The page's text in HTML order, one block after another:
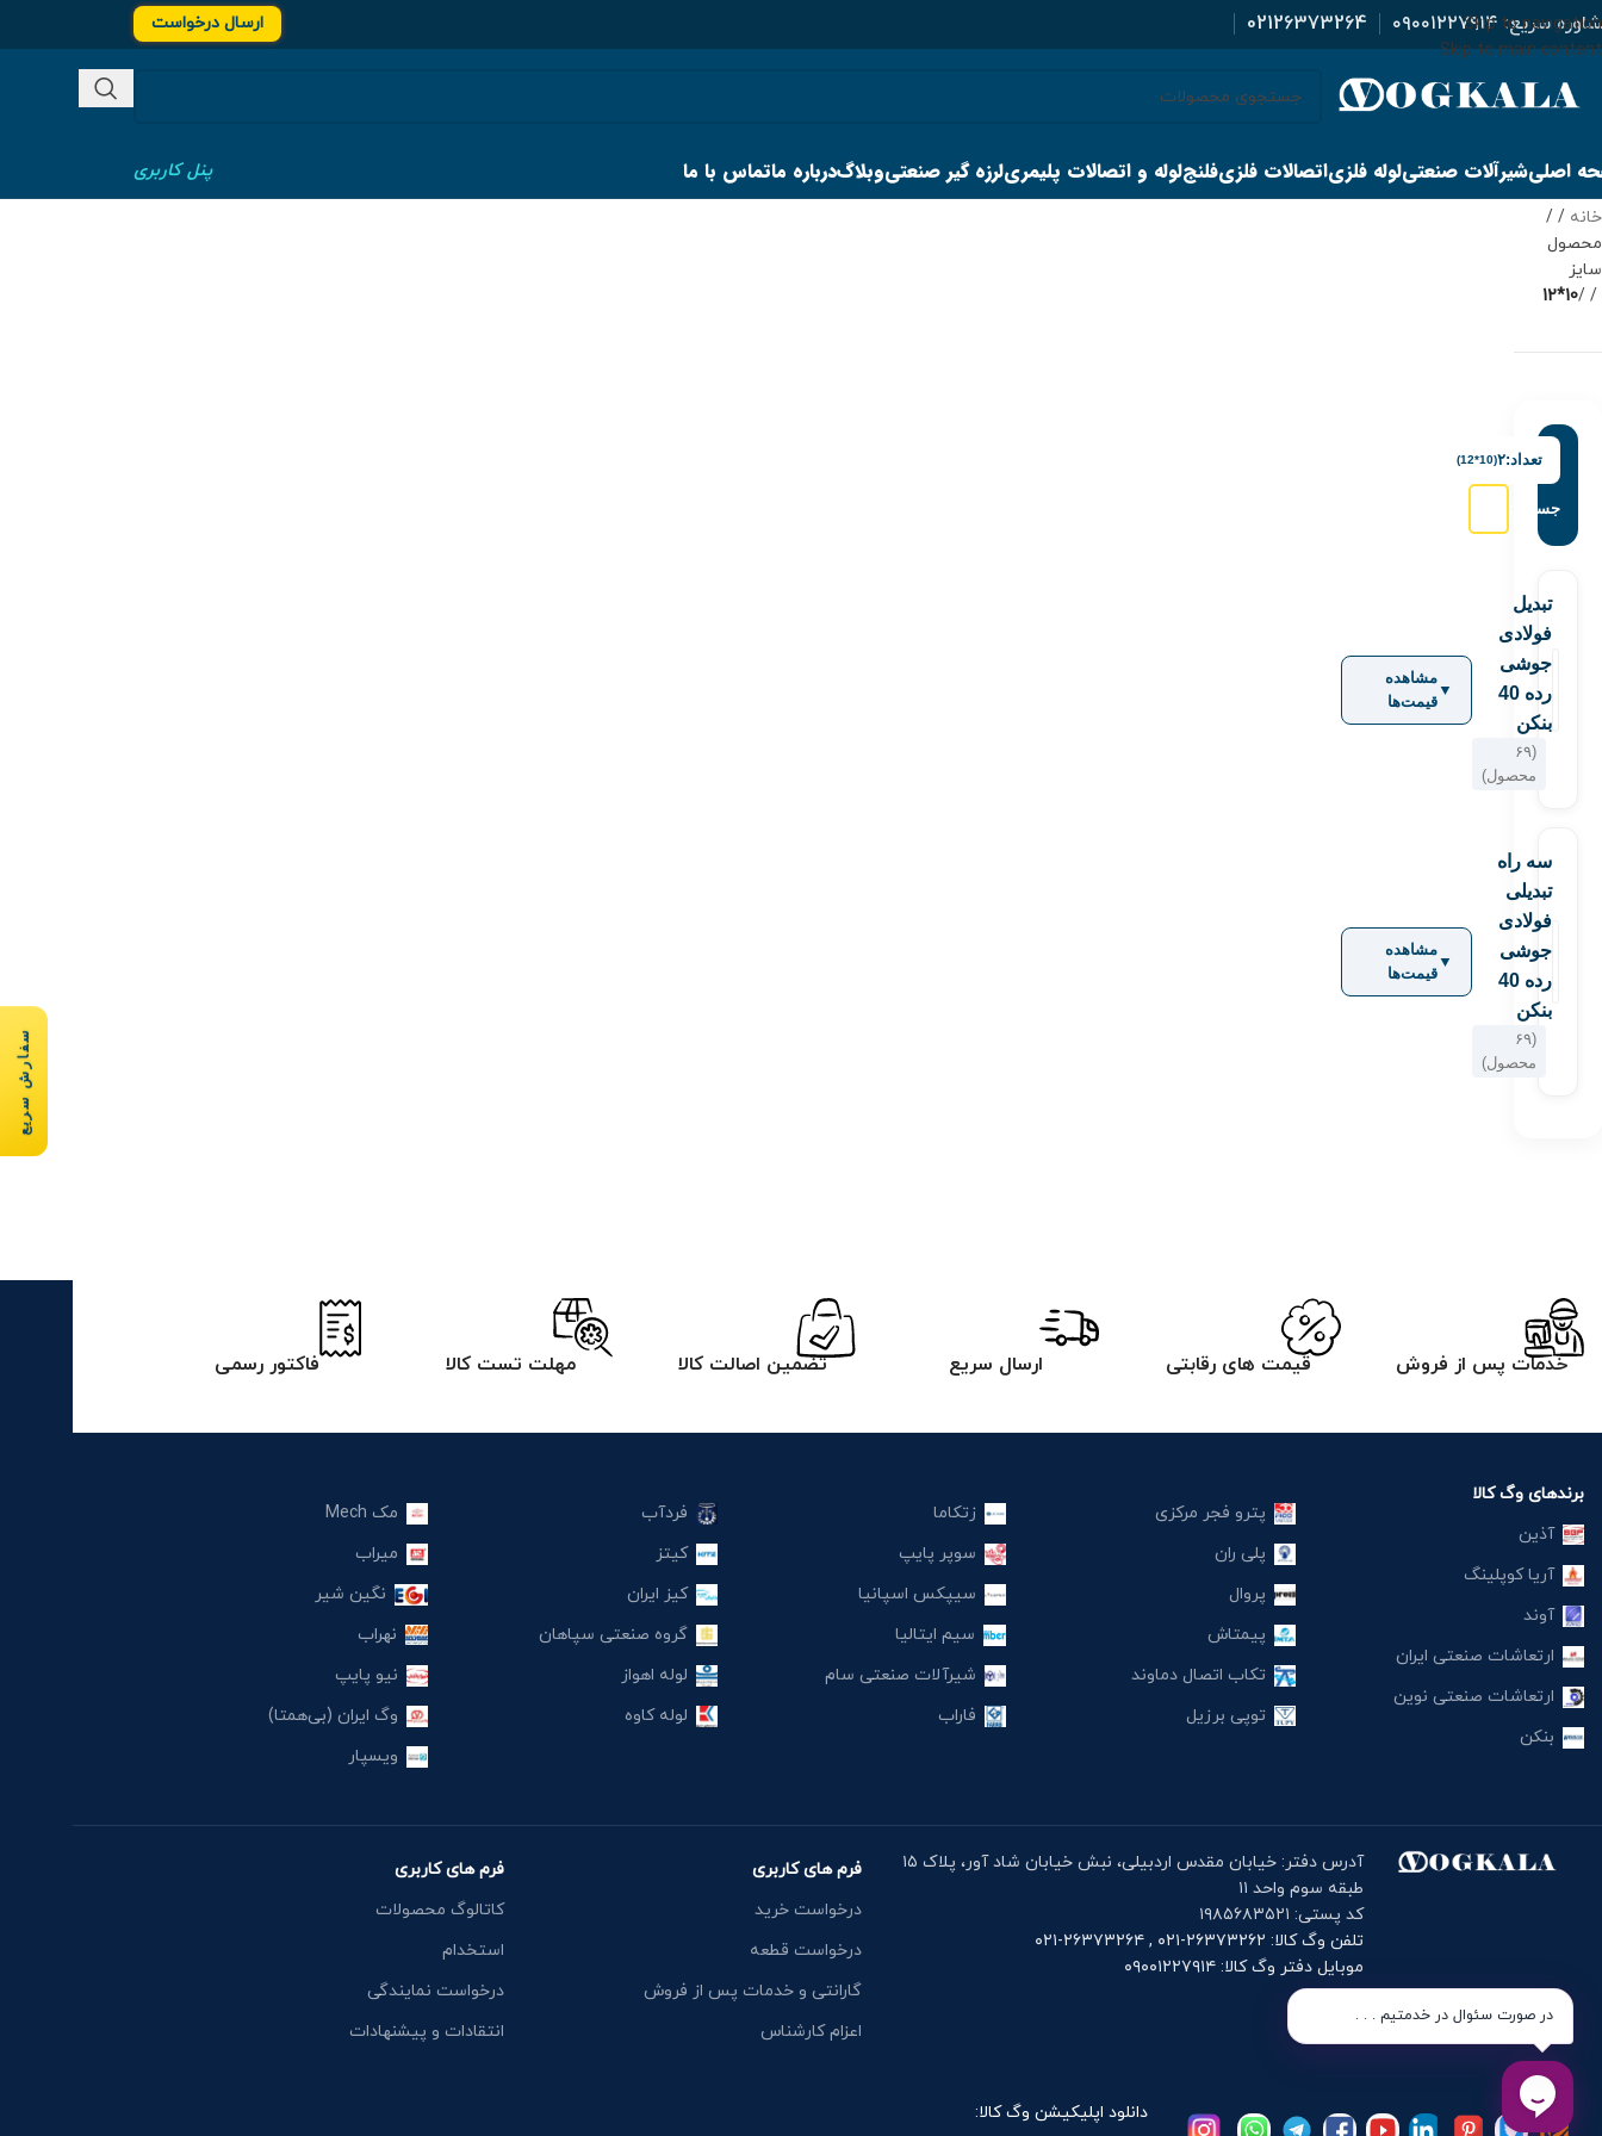
Skip to navigation
Skip to main content
سریع:۰۹۰۰۱۲۲۷۹۱۴ 02126373264 ارسال درخواست
اصلیشیرآلات صنعتیلوله فلزیاتصالات فلزیفلنجلوله و اتصالات پلیمریلرزه گیر صنعتیوبلاگدرباره ماتماس با ما پنل کاربری
خانه /
محصول
سایز
/
10*12
تعداد:۲(10*12)
جستجو:
تبدیل
فولادی
جوشی
رده 40
بنکن
(۶۹
محصول)
▼
مشاهده
قیمت‌ها
سه راه
تبدیلی
فولادی
جوشی
رده 40
بنکن
(۶۹
محصول)
▼
مشاهده
قیمت‌ها
خدمات پس از فروش قیمت های رقابتی ارسال سریع تضمین اصالت کالا مهلت تست کالا فاکتور رسمی
برندهای وگ کالا
آذین
آریا کوپلینگ
آوند
ارتعاشات صنعتی ایران
ارتعاشات صنعتی نوین
بنکن
پترو فجر مرکزی
پلی ران
پروال
پیمتاش
تکاب اتصال دماوند
توپی برزیل
زتکاما
سوپر پایپ
سیپکس اسپانیا
سیم ایتالیا
شیرآلات صنعتی سام
فاراب
فردآب
کیتز
کیز ایران
گروه صنعتی سپاهان
لوله اهواز
لوله کاوه
مک Mech
میراب
نگین شیر
نهراب
نیو پایپ
وگ ایران (بی‌همتا)
ویسپار
آدرس دفتر: خیابان مقدس اردبیلی، نبش خیابان شاد آور، پلاک ۱۵
طبقه سوم واحد ۱۱
کد پستی: ۱۹۸۵۶۸۳۵۲۱
تلفن وگ کالا: ۲۶۳۷۳۲۶۲-۰۲۱ , ۲۶۳۷۳۲۶۴-۰۲۱
موبایل دفتر وگ کالا: ۰۹۰۰۱۲۲۷۹۱۴
فرم های کاربری
درخواست خرید
درخواست قطعه
گارانتی و خدمات پس از فروش
اعزام کارشناس
فرم های کاربری
کاتالوگ محصولات
استخدام
درخواست نمایندگی
انتقادات و پیشنهادات
دانلود اپلیکیشن وگ کالا:
در صورت سئوال در خدمتیم . . .
سفارش سریع